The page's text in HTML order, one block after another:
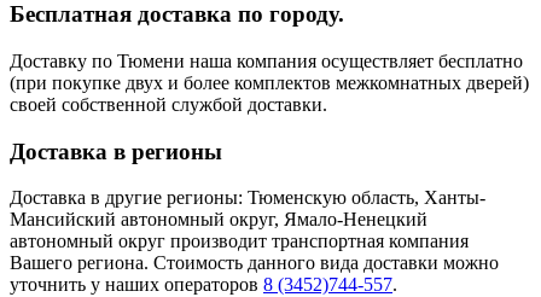
Бесплатная доставка по городу.
Доставку по Тюмени наша компания осуществляет бесплатно
(при покупке двух и более комплектов межкомнатных дверей)
своей собственной службой доставки.
Доставка в регионы
Доставка в другие регионы: Тюменскую область, Ханты-
Мансийский автономный округ, Ямало-Ненецкий
автономный округ производит транспортная компания
Вашего региона. Стоимость данного вида доставки можно
уточнить у наших операторов 8 (3452)744-557.